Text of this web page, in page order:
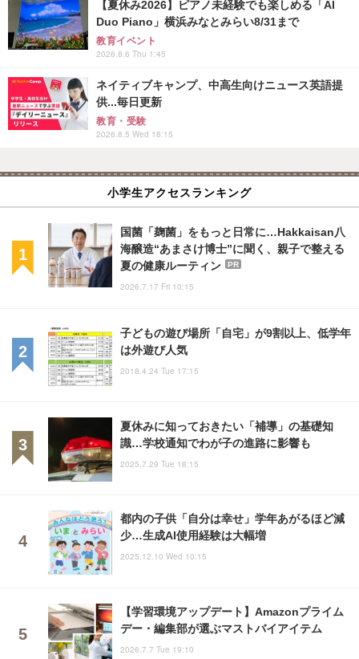
【夏休み2026】ピアノ未経験でも楽しめる「AI
Duo Piano」横浜みなとみらい8/31まで
教育イベント
2026.8.6 Thu 1:45
ネイティブキャンプ、中高生向けニュース英語提
供...毎日更新
教育・受験
2026.8.5 Wed 18:15
小学生アクセスランキング
国菌「麹菌」をもっと日常に…Hakkaisan八
海醸造“あまさけ博士”に聞く、親子で整える
夏の健康ルーティン
PR
2026.7.17 Fri 10:15
子どもの遊び場所「自宅」が9割以上、低学年
は外遊び人気
2018.4.24 Tue 17:15
夏休みに知っておきたい「補導」の基礎知
識…学校通知でわが子の進路に影響も
2025.7.29 Tue 18:15
都内の子供「自分は幸せ」学年あがるほど減
少…生成AI使用経験は大幅増
2025.12.10 Wed 10:15
【学習環境アップデート】Amazonプライム
デー・編集部が選ぶマストバイアイテム
2026.7.7 Tue 19:10